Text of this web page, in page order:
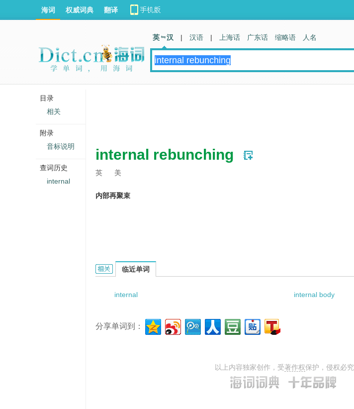
internal rebunching
英 美
内部再聚束
internal rebunching的相关资料：
临近单词
internal internal body
分享单词到：
以上内容独家创作，受著作权保护，侵权必究
海词 权威词典 翻译
英 汉 | 汉语 | 上海话 广东话 缩略语 人名
目录
相关
附录
音标说明
查词历史
internal